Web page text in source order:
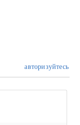
авторизуйтесь